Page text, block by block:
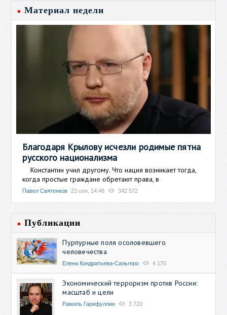
Материал недели
Благодаря Крылову исчезли родимые пятна
русского национализма
Константин учил другому. Что нация возникает тогда,
когда простые граждане обретают права, в
Павел Святенков 23 сен, 14:48 342 572
Публикации
Пурпурные поля осоловевшего
человечества
Елена Кондратьева-Сальгеро 4 170
Экономический терроризм против России:
масштаб и цели
Рамиль Гарифуллин 3 720